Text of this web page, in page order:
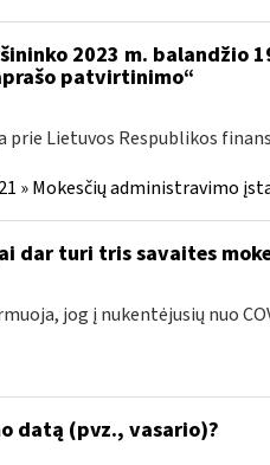
2023 m. balandžio
patvirtinimo“
prie Lietuvos Respublikos
» Mokesčių administravimo
dar turi tris savaites
jog į nukentėjusių nuo
datą (pvz., vasario)?